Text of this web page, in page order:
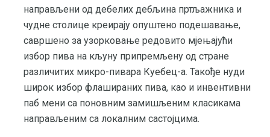
направљени од дебелих дебљина пртљажника и
чудне столице креирају опуштено подешавање,
савршено за узорковање редовито мјењајући
избор пива на кљуну припремљену од стране
различитих микро-пивара Куебец-а. Такође нуди
широк избор флашираних пива, као и инвентивни
паб мени са поновним замишљеним класикама
направљеним са локалним састојцима.